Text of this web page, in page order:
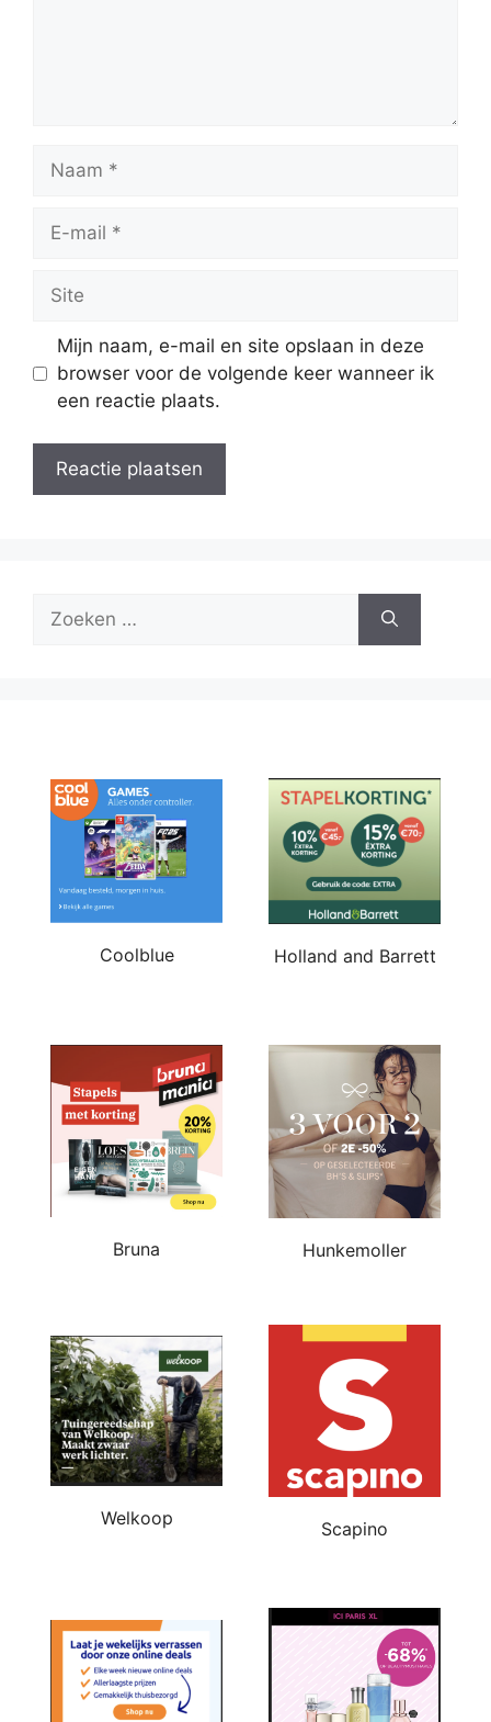
Naam
Site
Mijn naam, e-mail en site opslaan in deze
browser voor de volgende keer wanneer ik
een reactie plaats.
naar:
Coolblue Holland and Barrett
Bruna Hunkemoller
Welkoop
Scapino